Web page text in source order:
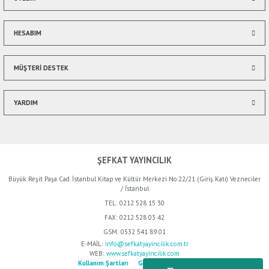
HESABIM
MÜŞTERİ DESTEK
YARDIM
ŞEFKAT YAYINCILIK
Büyük Reşit Paşa Cad. İstanbul Kitap ve Kültür Merkezi No:22/21 (Giriş Katı) Vezneciler
/ İstanbul
TEL: 0212 528 15 30
FAX: 0212 528 03 42
GSM: 0532 541 89 01
E-MAİL: info@sefkatyayincilik.com.tr
WEB: www.sefkatyayincilik.com
Kullanım Şartları
Gizlilik Politikası